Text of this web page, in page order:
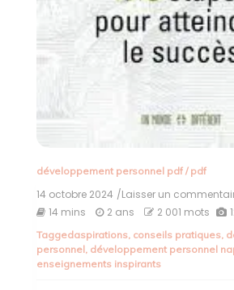
développement personnel pdf/ pdf
14 octobre 2024 /Laisser un
14 mins 2 ans 2 001 mots
Taggedaspirations, conseils pratiques,
personnel, développement personnel
enseignements inspirants